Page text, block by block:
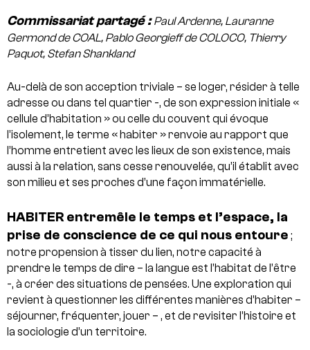
Commissariat partagé :Paul Ardenne, Lauranne
Germond de COAL, Pablo Georgieff de COLOCO, Thierry
Paquot, Stefan Shankland
Au-delà de son acception triviale – se loger, résider à telle
adresse ou dans tel quartier -, de son expression initiale «
cellule d’habitation » ou celle du couvent qui évoque
l’isolement, le terme « habiter » renvoie au rapport que
l’homme entretient avec les lieux de son existence, mais
aussi à la relation, sans cesse renouvelée, qu’il établit avec
son milieu et ses proches d’une façon immatérielle.
HABITER entremêle le temps et l’espace, la
prise de conscience de ce qui nous entoure ;
notre propension à tisser du lien, notre capacité à
prendre le temps de dire – la langue est l’habitat de l’être
-, à créer des situations de pensées. Une exploration qui
revient à questionner les différentes manières d’habiter –
séjourner, fréquenter, jouer – , et de revisiter l’histoire et
la sociologie d’un territoire.